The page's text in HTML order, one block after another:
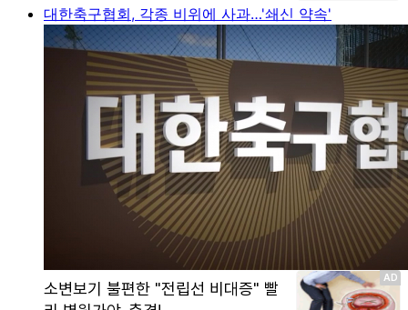
대한축구협회, 각종 비위에 사과…'쇄신 약속'